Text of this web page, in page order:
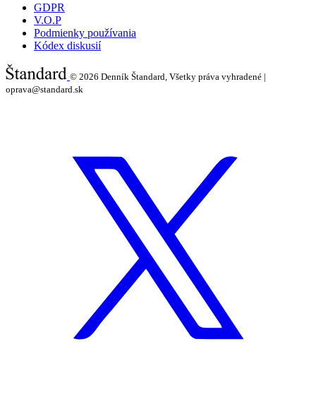
GDPR
V.O.P
Podmienky používania
Kódex diskusií
© 2026 Denník Štandard, Všetky práva vyhradené |
oprava@standard.sk